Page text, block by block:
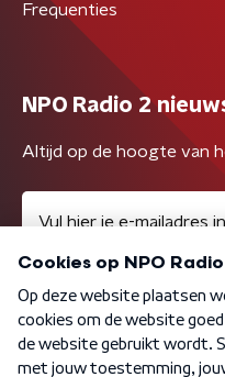
Frequenties
NPO Radio 2
Altijd op de hoogte van
Algemene voorwaarden